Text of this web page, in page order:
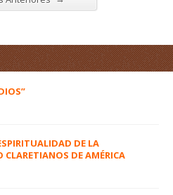
DE LA
CLARETIANOS DE AMÉRICA